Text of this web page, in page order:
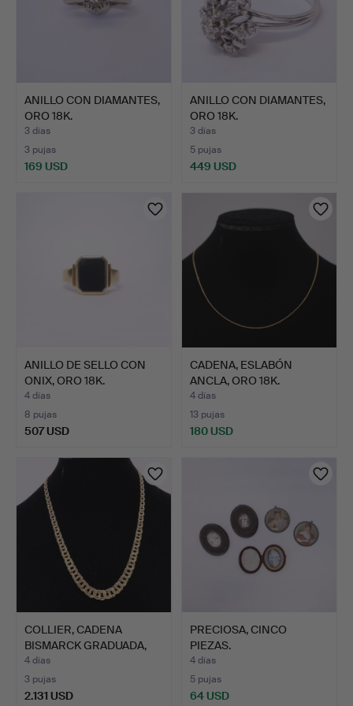
ANILLO CON DIAMANTES,
ORO 18K.
3 días
3 pujas
169 USD
ANILLO CON DIAMANTES,
ORO 18K.
3 días
5 pujas
449 USD
ANILLO DE SELLO CON
ONIX, ORO 18K.
4 días
8 pujas
507 USD
CADENA, ESLABÓN
ANCLA, ORO 18K.
4 días
13 pujas
180 USD
COLLIER, CADENA
BISMARCK GRADUADA,
ORO DE …
4 días
3 pujas
2.131 USD
PRECIOSA, CINCO
PIEZAS.
4 días
5 pujas
64 USD